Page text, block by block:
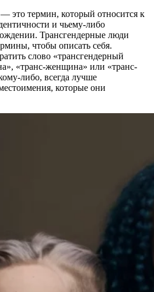
это термин, который относится к
и чьему-либо
Трансгендерные люди
чтобы описать себя.
слово «трансгендерный
«транс-женщина» или «транс-
либо, всегда лучше
которые они